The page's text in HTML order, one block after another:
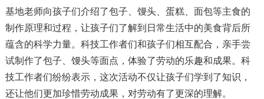
基地老师向孩子们介绍了包子、馒头、蛋糕、面包等主食的
制作原理和过程，让孩子们了解到日常生活中的美食背后所
蕴含的科学力量。科技工作者们和孩子们相互配合，亲手尝
试制作了包子、馒头等面点，体验了劳动的乐趣和成果。科
技工作者们纷纷表示，这次活动不仅让孩子们学到了知识，
还让他们更加珍惜劳动成果，对劳动有了更深的理解。